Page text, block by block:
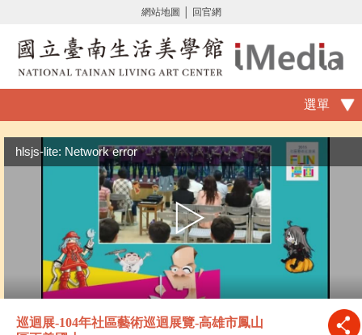
網站地圖 回官網
選單
hlsjs-lite: Network error
巡迴展-104年社區藝術巡迴展覽-高雄市鳳山